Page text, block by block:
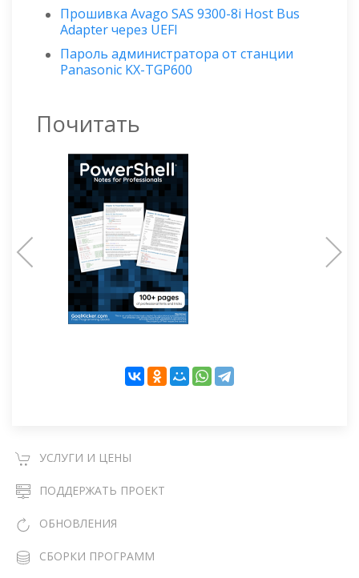
Прошивка Avago SAS 9300-8i Host Bus
Adapter через UEFI
Пароль администратора от станции
Panasonic KX-TGP600
Почитать
УСЛУГИ И ЦЕНЫ
ПОДДЕРЖАТЬ ПРОЕКТ
ОБНОВЛЕНИЯ
СБОРКИ ПРОГРАММ